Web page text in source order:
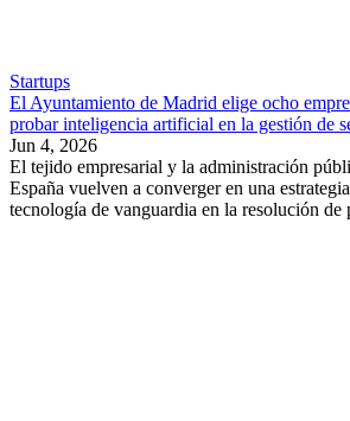
Startups
El Ayuntamiento de Madrid elige ocho
probar inteligencia artificial en la gestión de
Jun 4, 2026
El tejido empresarial y la administración
España vuelven a converger en una
tecnología de vanguardia en la resolución de